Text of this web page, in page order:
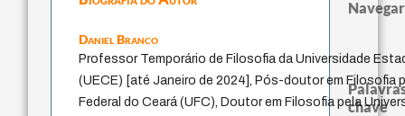
Daniel Branco
Professor Temporário de Filosofia da Universidade
(UECE) [até Janeiro de 2024], Pós-doutor em Filosofia
Federal do Ceará (UFC), Doutor em Filosofia pela
Navegar
chave